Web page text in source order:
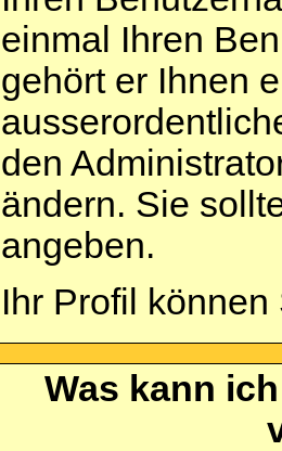
einmal Ihren
gehört er Ihnen
den
ändern. Sie
angeben.
Ihr Profil
Was kann